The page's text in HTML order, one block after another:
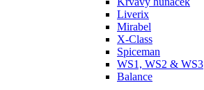
Liverix
Mirabel
X-Class
Spiceman
WS1, WS2 & WS3
Balance